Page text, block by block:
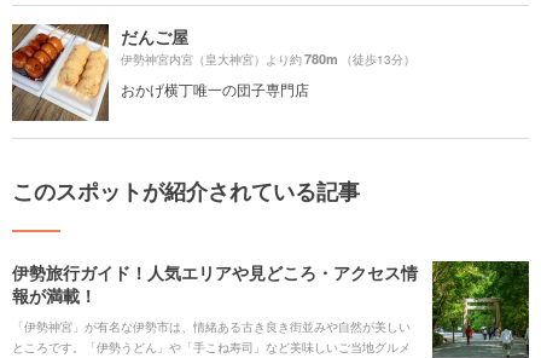
だんご屋
伊勢神宮内宮（皇大神宮）より約780m （徒歩13分）
おかげ横丁唯一の団子専門店
このスポットが紹介されている記事
伊勢旅行ガイド！人気エリアや見どころ・アクセス情
報が満載！
「伊勢神宮」が有名な伊勢市は、情緒ある古き良き街並みや自然が美しい
ところです。「伊勢うどん」や「手こね寿司」など美味しいご当地グルメ